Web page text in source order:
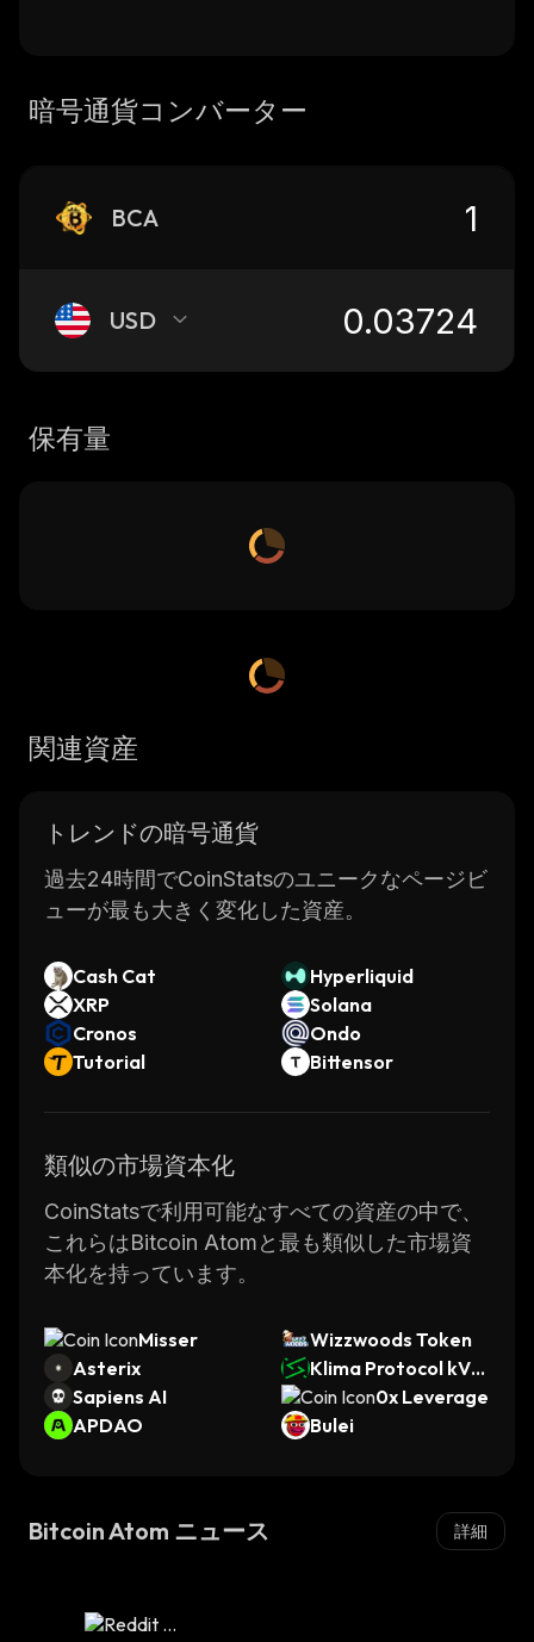
暗号通貨コンバーター
BCA
USD
保有量
関連資産
トレンドの暗号通貨
過去24時間でCoinStatsのユニークなページビ
ューが最も大きく変化した資産。
Cash Cat
Hyperliquid
XRP
Solana
Cronos
Ondo
Tutorial
Bittensor
類似の市場資本化
CoinStatsで利用可能なすべての資産の中で、
これらはBitcoin Atomと最も類似した市場資
本化を持っています。
Misser
Wizzwoods Token
Asterix
Klima Protocol kVC
M
Sapiens AI
0x Leverage
APDAO
Bulei
Bitcoin Atom ニュース 詳細